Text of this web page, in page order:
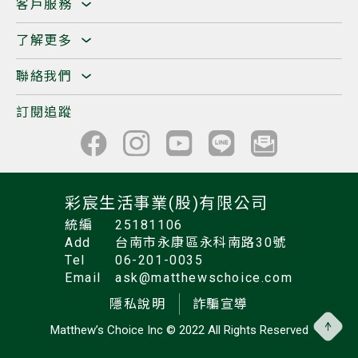
客戶服務
了解更多
聯絡我們
訂閱追蹤
彩宸生活事業(股)有限公司
統編
25181106
Add
台南市永康區永科南路30號
Tel
06-201-0035
Email
ask@matthewschoice.com
隱私說明
詐騙宣導
Matthew’s Choice Inc © 2022 All Rights Reserved